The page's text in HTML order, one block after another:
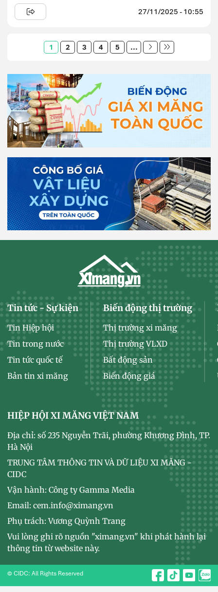
27/11/2025 - 10:55
1 2 3 4 5 ...
Tin tức - Sự kiện
Tin Hiệp hội
Tin trong nước
Tin tức quốc tế
Bản tin xi măng
Biến động thị trường
Thị trường xi măng
Thị trường VLXD
Bất động sản
Biến động giá
HIỆP HỘI XI MĂNG VIỆT NAM
Địa chỉ: số 235 Nguyễn Trãi, phường Khương Đình, TP.
Hà Nội
TRUNG TÂM THÔNG TIN VÀ DỮ LIỆU XI MĂNG -
CIDC
Vận hành: Công ty Gamma Media
Email: cem.info@ximang.vn
Phụ trách: Vương Quỳnh Trang
Vui lòng ghi rõ nguồn "ximang.vn" khi phát hành lại
thông tin từ website này.
© CIDC: All Rights Reserved